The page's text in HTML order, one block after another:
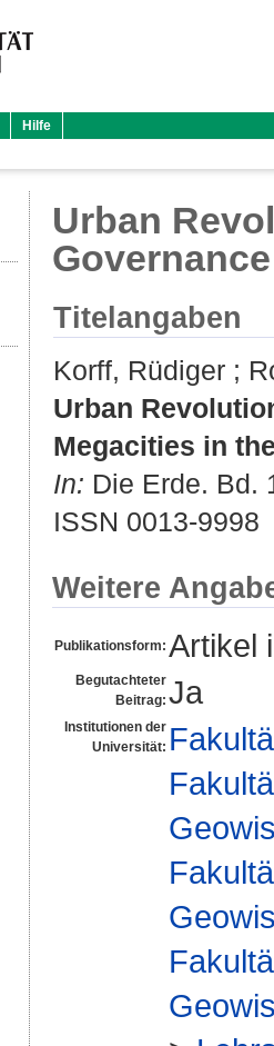
Hilfe
Urban
Titelangaben
Korff, Rüdiger ;
Urban
Megacities in
In: Die Erde. Bd.
ISSN 0013-9998
Weitere
Publikationsform: Artikel
Begutachteter
Beitrag: Ja
Institutionen der
Universität: